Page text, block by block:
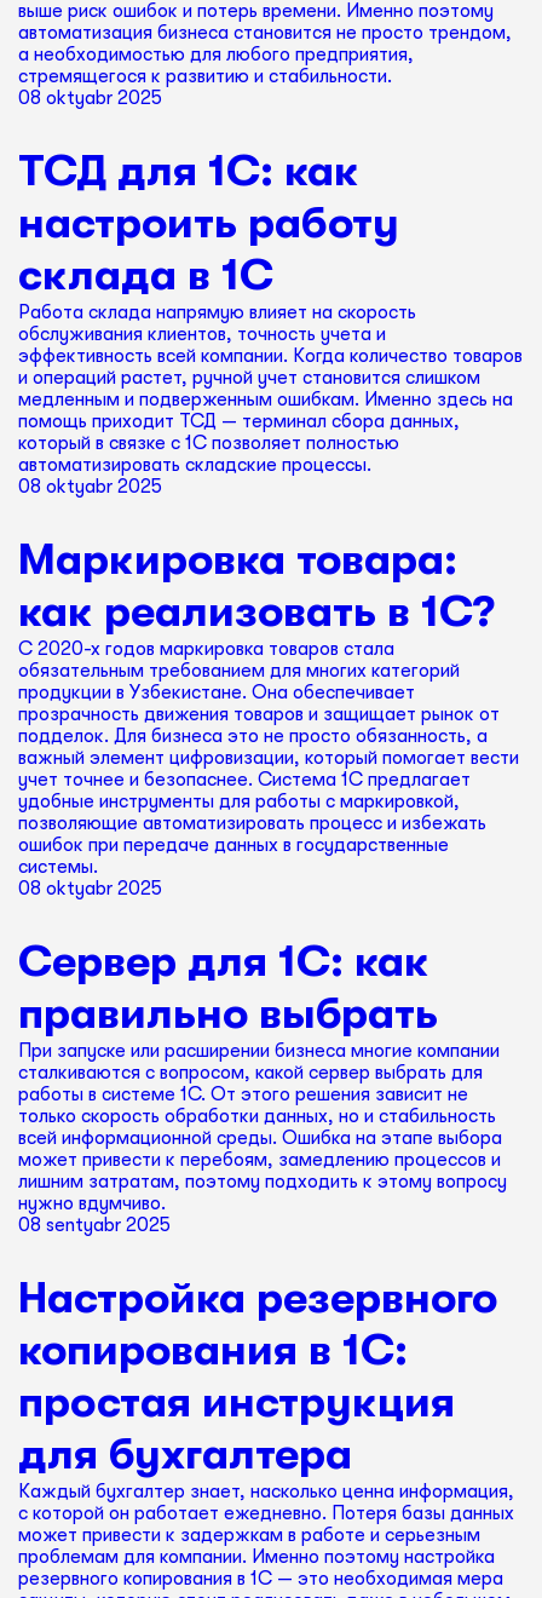
выше риск ошибок и потерь времени. Именно поэтому
автоматизация бизнеса становится не просто трендом,
а необходимостью для любого предприятия,
стремящегося к развитию и стабильности.
08 oktyabr 2025
ТСД для 1С: как
настроить работу
склада в 1С
Работа склада напрямую влияет на скорость
обслуживания клиентов, точность учета и
эффективность всей компании. Когда количество товаров
и операций растет, ручной учет становится слишком
медленным и подверженным ошибкам. Именно здесь на
помощь приходит ТСД — терминал сбора данных,
который в связке с 1С позволяет полностью
автоматизировать складские процессы.
08 oktyabr 2025
Маркировка товара:
как реализовать в 1С?
С 2020-х годов маркировка товаров стала
обязательным требованием для многих категорий
продукции в Узбекистане. Она обеспечивает
прозрачность движения товаров и защищает рынок от
подделок. Для бизнеса это не просто обязанность, а
важный элемент цифровизации, который помогает вести
учет точнее и безопаснее. Система 1С предлагает
удобные инструменты для работы с маркировкой,
позволяющие автоматизировать процесс и избежать
ошибок при передаче данных в государственные
системы.
08 oktyabr 2025
Сервер для 1С: как
правильно выбрать
При запуске или расширении бизнеса многие компании
сталкиваются с вопросом, какой сервер выбрать для
работы в системе 1С. От этого решения зависит не
только скорость обработки данных, но и стабильность
всей информационной среды. Ошибка на этапе выбора
может привести к перебоям, замедлению процессов и
лишним затратам, поэтому подходить к этому вопросу
нужно вдумчиво.
08 sentyabr 2025
Настройка резервного
копирования в 1С:
простая инструкция
для бухгалтера
Каждый бухгалтер знает, насколько ценна информация,
с которой он работает ежедневно. Потеря базы данных
может привести к задержкам в работе и серьезным
проблемам для компании. Именно поэтому настройка
резервного копирования в 1С — это необходимая мера